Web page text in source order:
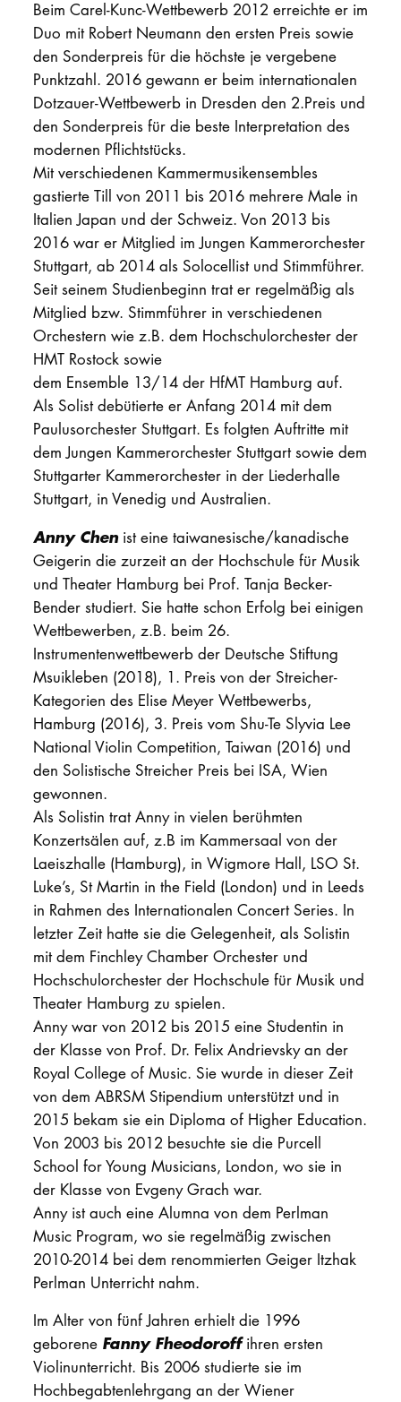
Beim Carel-Kunc-Wettbewerb 2012 erreichte er im
Duo mit Robert Neumann den ersten Preis sowie
den Sonderpreis für die höchste je vergebene
Punktzahl. 2016 gewann er beim internationalen
Dotzauer-Wettbewerb in Dresden den 2.Preis und
den Sonderpreis für die beste Interpretation des
modernen Pflichtstücks.
Mit verschiedenen Kammermusikensembles
gastierte Till von 2011 bis 2016 mehrere Male in
Italien Japan und der Schweiz. Von 2013 bis
2016 war er Mitglied im Jungen Kammerorchester
Stuttgart, ab 2014 als Solocellist und Stimmführer.
Seit seinem Studienbeginn trat er regelmäßig als
Mitglied bzw. Stimmführer in verschiedenen
Orchestern wie z.B. dem Hochschulorchester der
HMT Rostock sowie
dem Ensemble 13/14 der HfMT Hamburg auf.
Als Solist debütierte er Anfang 2014 mit dem
Paulusorchester Stuttgart. Es folgten Auftritte mit
dem Jungen Kammerorchester Stuttgart sowie dem
Stuttgarter Kammerorchester in der Liederhalle
Stuttgart, in Venedig und Australien.
Anny Chenist eine taiwanesische/kanadische
Geigerin die zurzeit an der Hochschule für Musik
und Theater Hamburg bei Prof. Tanja Becker-
Bender studiert. Sie hatte schon Erfolg bei einigen
Wettbewerben, z.B. beim 26.
Instrumentenwettbewerb der Deutsche Stiftung
Msuikleben (2018), 1. Preis von der Streicher-
Kategorien des Elise Meyer Wettbewerbs,
Hamburg (2016), 3. Preis vom Shu-Te Slyvia Lee
National Violin Competition, Taiwan (2016) und
den Solistische Streicher Preis bei ISA, Wien
gewonnen.
Als Solistin trat Anny in vielen berühmten
Konzertsälen auf, z.B im Kammersaal von der
Laeiszhalle (Hamburg), in Wigmore Hall, LSO St.
Luke’s, St Martin in the Field (London) und in Leeds
in Rahmen des Internationalen Concert Series. In
letzter Zeit hatte sie die Gelegenheit, als Solistin
mit dem Finchley Chamber Orchester und
Hochschulorchester der Hochschule für Musik und
Theater Hamburg zu spielen.
Anny war von 2012 bis 2015 eine Studentin in
der Klasse von Prof. Dr. Felix Andrievsky an der
Royal College of Music. Sie wurde in dieser Zeit
von dem ABRSM Stipendium unterstützt und in
2015 bekam sie ein Diploma of Higher Education.
Von 2003 bis 2012 besuchte sie die Purcell
School for Young Musicians, London, wo sie in
der Klasse von Evgeny Grach war.
Anny ist auch eine Alumna von dem Perlman
Music Program, wo sie regelmäßig zwischen
2010-2014 bei dem renommierten Geiger Itzhak
Perlman Unterricht nahm.
Im Alter von fünf Jahren erhielt die 1996
geborene Fanny Fheodoroffihren ersten
Violinunterricht. Bis 2006 studierte sie im
Hochbegabtenlehrgang an der Wiener